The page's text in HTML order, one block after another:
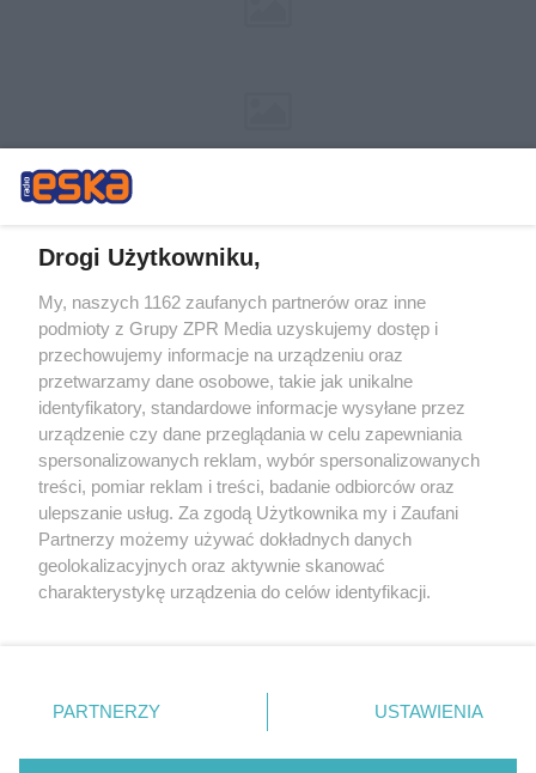
Żaden utwór zamieszczony w serwisie nie może być powielany i
rozpowszechniany lub dalej rozpowszechniany w jakikolwiek sposób (w
tym także elektroniczny lub mechaniczny) na jakimkolwiek polu
eksploatacji w jakiejkolwiek formie, włącznie z umieszczaniem w
Internecie bez pisemnej zgody właściciela praw. Jakiekolwiek użycie lub
wykorzystanie utworów w całości lub w części z naruszeniem prawa,
tzn. bez właściwej zgody, jest zabronione pod groźbą kary i może być
ścigane prawnie.
© 2026 Grupa ZPR Media
Drogi Użytkowniku,
My, naszych 1162 zaufanych partnerów oraz inne
podmioty z Grupy ZPR Media uzyskujemy dostęp i
przechowujemy informacje na urządzeniu oraz
przetwarzamy dane osobowe, takie jak unikalne
identyfikatory, standardowe informacje wysyłane przez
urządzenie czy dane przeglądania w celu zapewniania
spersonalizowanych reklam, wybór spersonalizowanych
treści, pomiar reklam i treści, badanie odbiorców oraz
ulepszanie usług. Za zgodą Użytkownika my i Zaufani
Partnerzy możemy używać dokładnych danych
geolokalizacyjnych oraz aktywnie skanować
charakterystykę urządzenia do celów identyfikacji.
zmienić/wycofać klikając przycisk ustawień prywatności
znajdujący się w lewym dolnym rogu strony
rodzaje przetwarzania danych nie wymagają zgody
PARTNERZY USTAWIENIA